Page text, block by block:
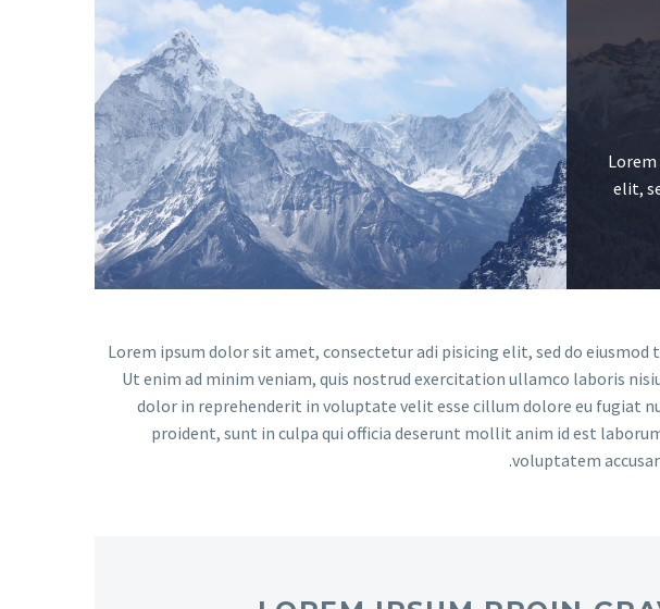
elit,
Lorem ipsum dolor sit amet, consectetur adi pisicing elit, sed do
Ut enim ad minim veniam, quis nostrud exercitation ullamco laboris
dolor in reprehenderit in voluptate velit esse cillum dolore eu fugiat
proident, sunt in culpa qui officia deserunt mollit anim id est
voluptatem